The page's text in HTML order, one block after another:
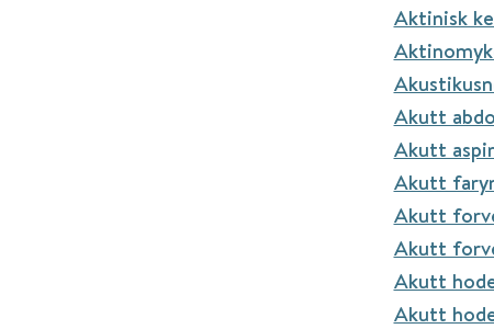
Aktinisk
Akutt
Akutt
Akutt
Akutt
Akutt
Akutt
Akutt